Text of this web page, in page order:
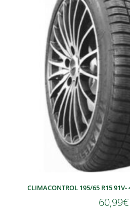
CLIMACONTROL 195/65 R15 91V-
60,99€